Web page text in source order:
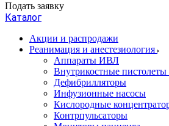
Подать заявку
Каталог
Акции и распродажи
Реанимация и анестезиология
Аппараты ИВЛ
Внутрикостные
Дефибрилляторы
Инфузионные насосы
Кислородные
Контрпульсаторы